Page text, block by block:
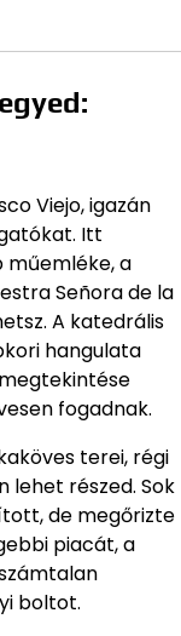
Viejo, igazán
Itt
műemléke, a
Señora de la
A katedrális
hangulata
fogadnak.
terei, régi
lehet részed. Sok
de megőrizte
piacát, a
boltot.